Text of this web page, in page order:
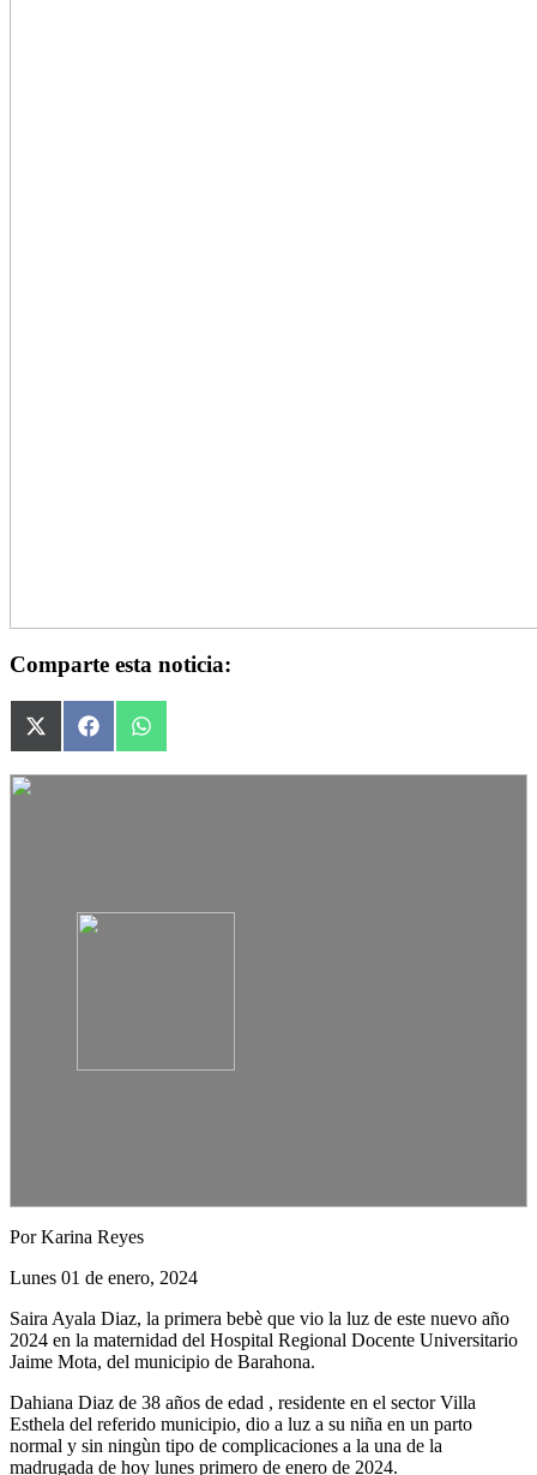
Comparte esta noticia:
Compartir
en
X
Compartir
en
Facebook
Compartir
en
WhatsApp
Por Karina Reyes
Lunes 01 de enero, 2024
Saira Ayala Diaz, la primera bebè que vio la luz de este nuevo año
2024 en la maternidad del Hospital Regional Docente Universitario
Jaime Mota, del municipio de Barahona.
Dahiana Diaz de 38 años de edad , residente en el sector Villa
Esthela del referido municipio, dio a luz a su niña en un parto
normal y sin ningùn tipo de complicaciones a la una de la
madrugada de hoy lunes primero de enero de 2024.